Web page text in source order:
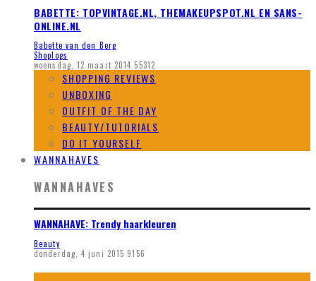
BABETTE: TOPVINTAGE.NL, THEMAKEUPSPOT.NL EN SANS-
ONLINE.NL
Babette van den Berg
Shoplogs
woensdag, 12 maart 2014 55312
SHOPPING REVIEWS
UNBOXING
OUTFIT OF THE DAY
BEAUTY/TUTORIALS
DO IT YOURSELF
WANNAHAVES
WANNAHAVES
WANNAHAVE: Trendy haarkleuren
Beauty
donderdag, 4 juni 2015 9156